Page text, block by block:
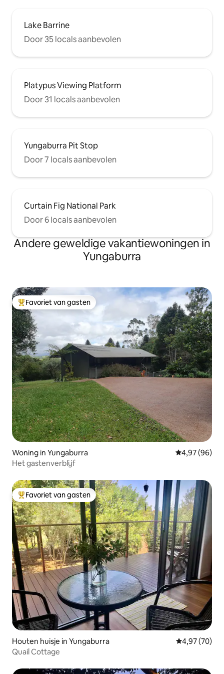
Lake Barrine
Door 35 locals aanbevolen
Platypus Viewing Platform
Door 31 locals aanbevolen
Yungaburra Pit Stop
Door 7 locals aanbevolen
Curtain Fig National Park
Door 6 locals aanbevolen
Andere geweldige vakantiewoningen in
Yungaburra
Topfavoriet van gasten
Favoriet van gasten
Woning in Yungaburra Gemiddelde
4,97 (96)
Het gastenverblijf
Topfavoriet van gasten
Favoriet van gasten
Houten huisje in Yungaburra Gemiddelde
4,97 (70)
Quail Cottage